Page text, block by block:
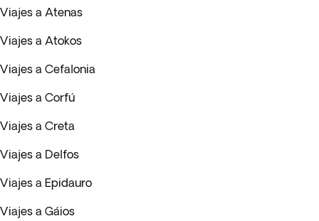
Viajes a Atenas
Viajes a Atokos
Viajes a Cefalonia
Viajes a Corfú
Viajes a Creta
Viajes a Delfos
Viajes a Epidauro
Viajes a Gáios